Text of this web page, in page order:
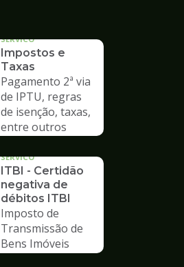
SERVICO
Impostos e
Taxas
Pagamento 2ª via
de IPTU, regras
de isenção, taxas,
entre outros
SERVICO
ITBI - Certidão
negativa de
débitos ITBI
Imposto de
Transmissão de
Bens Imóveis